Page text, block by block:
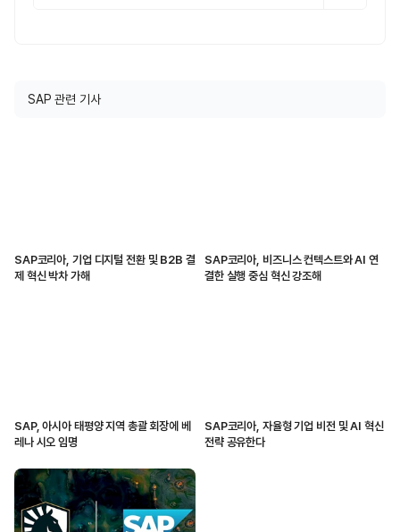
SAP 관련 기사
SAP코리아, 기업 디지털 전환 및 B2B 결
제 혁신 박차 가해
SAP코리아, 비즈니스 컨텍스트와 AI 연
결한 실행 중심 혁신 강조해
SAP, 아시아 태평양 지역 총괄 회장에 베
레나 시오 임명
SAP코리아, 자율형 기업 비전 및 AI 혁신
전략 공유한다